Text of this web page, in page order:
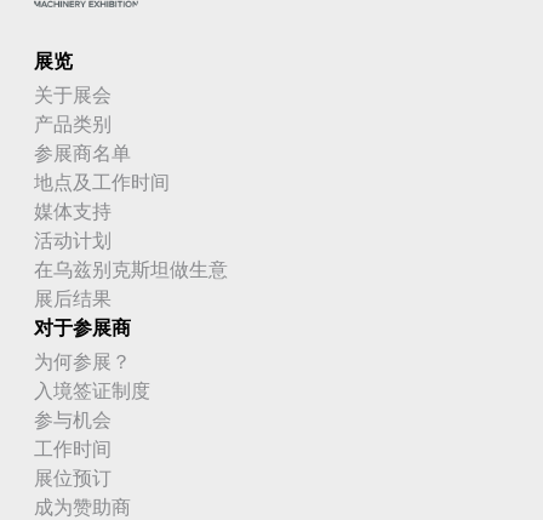
展览
关于展会
产品类别
参展商名单
地点及工作时间
媒体支持
活动计划
在乌兹别克斯坦做生意
展后结果
对于参展商
为何参展？
入境签证制度
参与机会
工作时间
展位预订
成为赞助商